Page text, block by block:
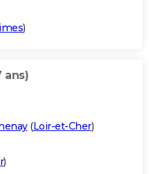
)
ans)
(Loir-et-Cher)
)